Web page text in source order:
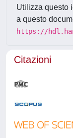
Utilizza questo
a questo
https://
Citazioni